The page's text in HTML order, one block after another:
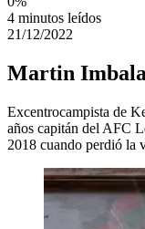
4 minutos leídos
21/12/2022
Martin
Excentrocampista de
años capitán del AFC
2018 cuando perdió la